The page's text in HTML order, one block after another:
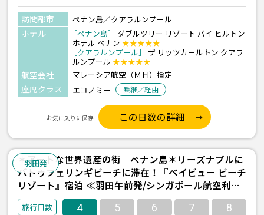
訪問都市 ペナン島／クアラルンプール
ホテル ［ペナン島］
ダブルツリー リゾート バイ ヒルトン
ホテル ペナン ★★★★★
［クアラルンプール］
ザ リッツカールトン クアラ
ルンプール ★★★★★
航空会社 マレーシア航空（ＭＨ）指定
座席クラス エコノミー 乗継／経由
お気に入りに保存 この日数の詳細
羽田発
＊アートな世界遺産の街 ペナン島＊リーズナブルに
バトゥフェリンギビーチに滞在！『ベイビュー ビーチ
リゾート』宿泊 ≪羽田午前発/シンガポール航空利用/
ペナン島 2泊4日間≫
4 5 6 7 8